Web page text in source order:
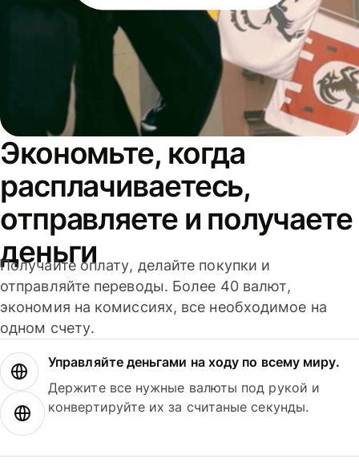
Экономьте, когда
расплачиваетесь,
отправляете и получаете
деньги
Получайте оплату, делайте покупки и
отправляйте переводы. Более 40 валют,
экономия на комиссиях, все необходимое на
одном счету.
Управляйте деньгами на ходу по всему миру.
Держите все нужные валюты под рукой и
конвертируйте их за считаные секунды.